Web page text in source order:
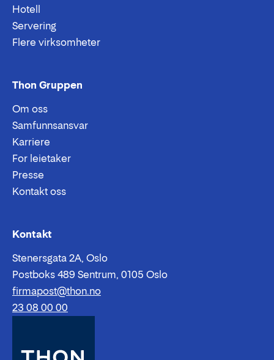
Hotell
Servering
Flere virksomheter
Thon Gruppen
Om oss
Samfunnsansvar
Karriere
For leietaker
Presse
Kontakt oss
Kontakt
Stenersgata 2A, Oslo
Postboks 489 Sentrum, 0105 Oslo
Epost:
firmapost@thon.no
Telefon:
23 08 00 00